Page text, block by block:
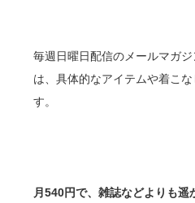
毎週日曜日配信のメールマガ
は、具体的なアイテムや着こ
す。
月540円で、雑誌などよりも